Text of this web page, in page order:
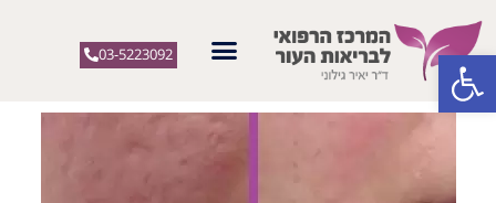
פתח סרגל נגישות 03-5223092